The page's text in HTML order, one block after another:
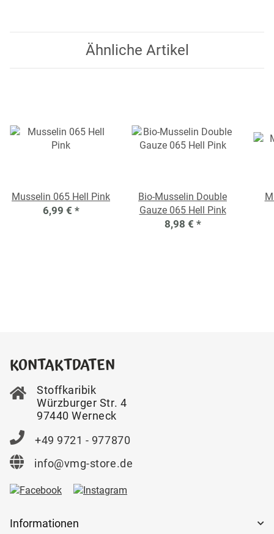
Ähnliche Artikel
Musselin 065 Hell Pink
6,99 € *
Bio-Musselin Double
Gauze 065 Hell Pink
8,98 € *
KONTAKTDATEN
Stoffkaribik
Würzburger Str. 4
97440 Werneck
+49 9721 - 977870
info@vmg-store.de
Informationen